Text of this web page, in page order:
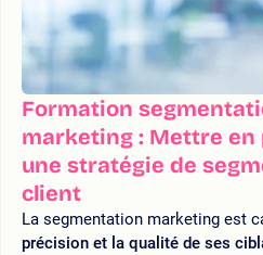
Formation
marketing : Mettre en
une stratégie de
client
La segmentation marketing est
précision et la qualité de ses